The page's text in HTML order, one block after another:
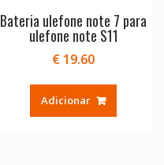
Bateria ulefone note 7 para
ulefone note S11
€ 19.60
Adicionar